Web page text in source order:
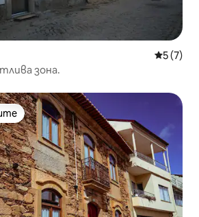
Средна
5 (7)
зона.
на гостите